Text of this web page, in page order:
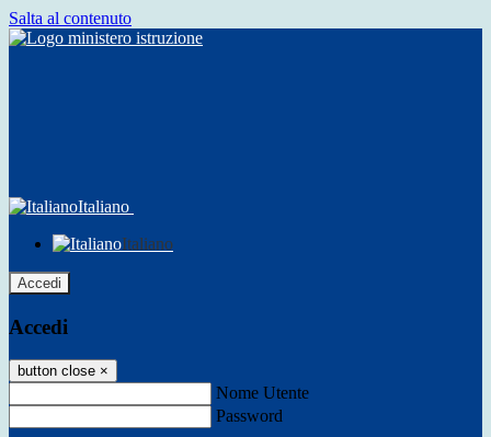
Salta al contenuto
Italiano
Italiano
Accedi
Accedi
button close ×
Nome Utente
Password